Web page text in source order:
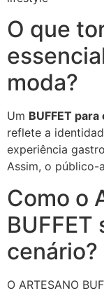
O que
moda?
Um BUFFET
reflete a
experiência
Assim, o público-
Como o
cenário?
O ARTESANO